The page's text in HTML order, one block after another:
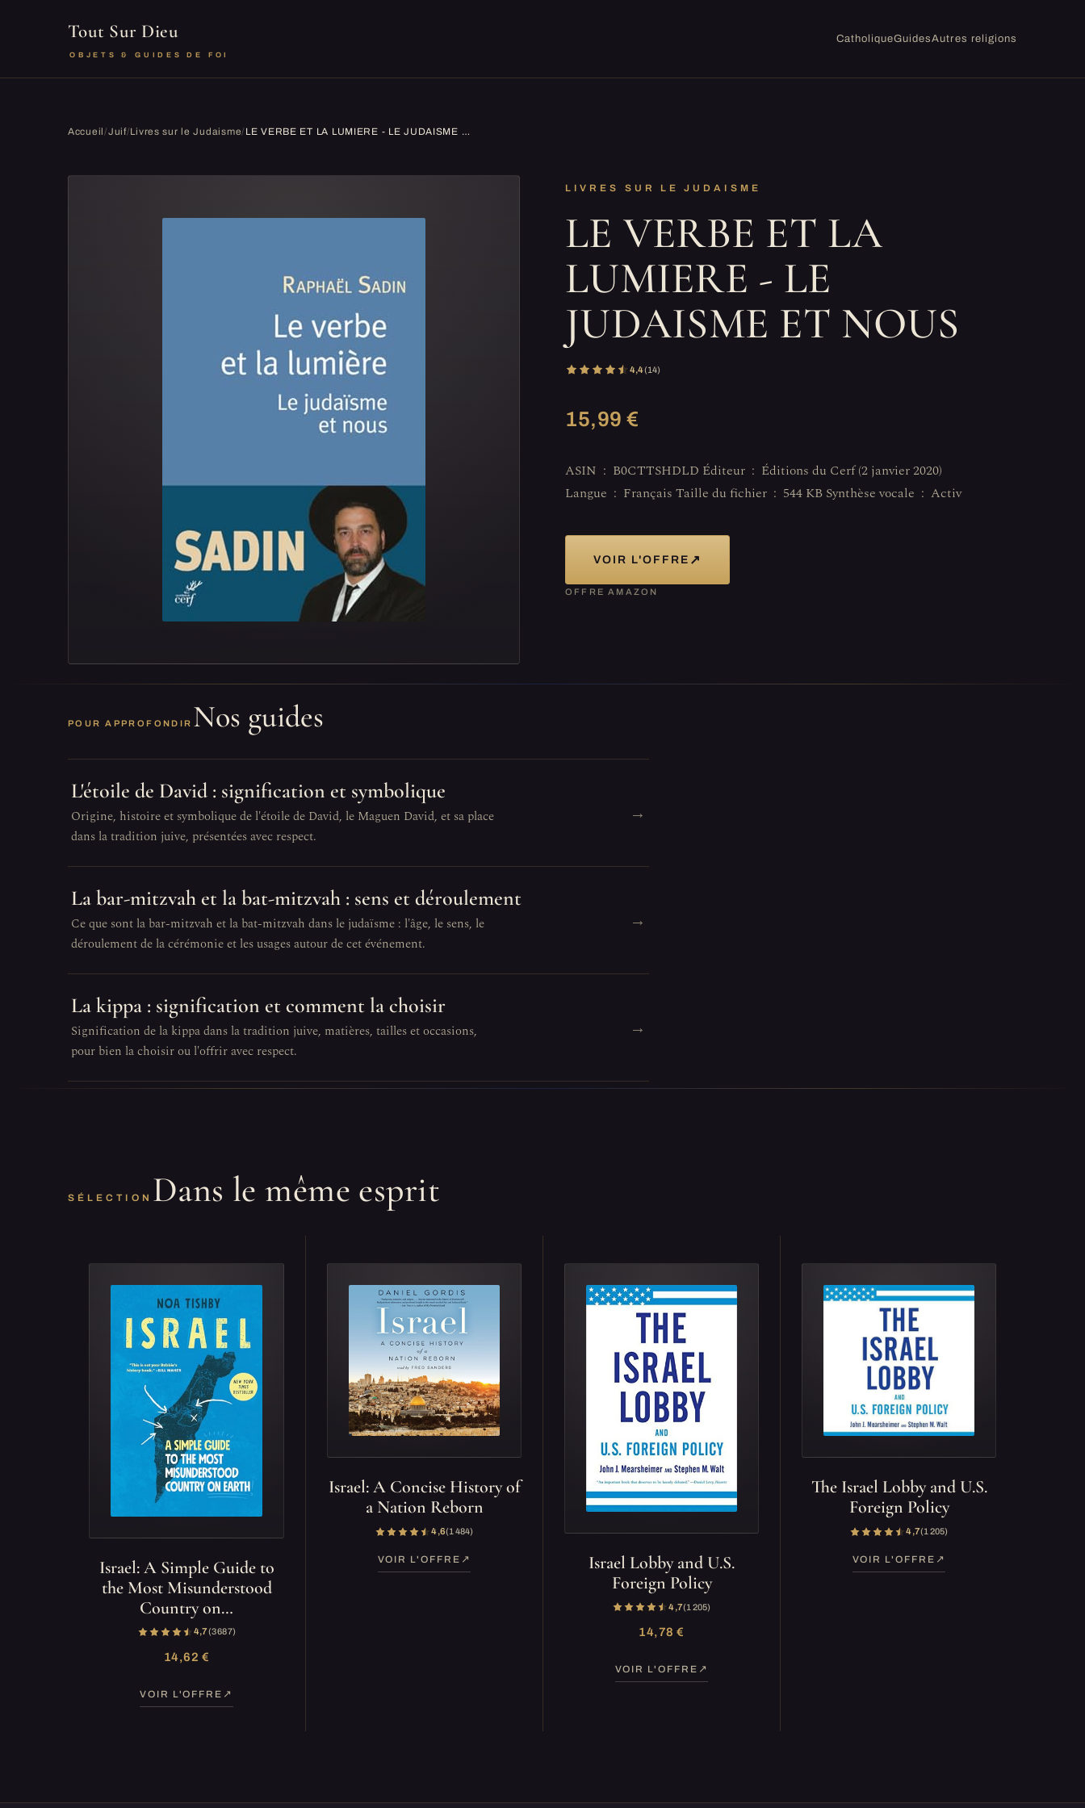
Tout Sur Dieu
OBJETS & GUIDES DE FOI
CatholiqueGuidesAutres religions
Accueil/Juif/Livres sur le Judaisme/ LE VERBE ET LA LUMIERE - LE JUDAISME ET NOUS
LIVRES SUR LE JUDAISME
LE VERBE ET LA
LUMIERE - LE
JUDAISME ET NOUS
4,4(14)
15,99 €
ASIN ‏ : ‎ B0CTTSHDLD Éditeur ‏ : ‎ Éditions du Cerf (2 janvier 2020)
Langue ‏ : ‎ Français Taille du fichier ‏ : ‎ 544 KB Synthèse vocale ‏ : ‎ Activ
VOIR L'OFFRE ↗
OFFRE AMAZON
POUR APPROFONDIR Nos guides
L'étoile de David : signification et symbolique
Origine, histoire et symbolique de l'étoile de David, le Maguen David, et sa place
dans la tradition juive, présentées avec respect.
→
La bar-mitzvah et la bat-mitzvah : sens et déroulement
Ce que sont la bar-mitzvah et la bat-mitzvah dans le judaïsme : l'âge, le sens, le
déroulement de la cérémonie et les usages autour de cet événement.
→
La kippa : signification et comment la choisir
Signification de la kippa dans la tradition juive, matières, tailles et occasions,
pour bien la choisir ou l'offrir avec respect.
→
SÉLECTION Dans le même esprit
Israel: A Simple Guide to
the Most Misunderstood
Country on…
4,7(3 687)
14,62 €
VOIR L'OFFRE
Israel: A Concise History of
a Nation Reborn
4,6(1 484)
VOIR L'OFFRE
Israel Lobby and U.S.
Foreign Policy
4,7(1 205)
14,78 €
VOIR L'OFFRE
The Israel Lobby and U.S.
Foreign Policy
4,7(1 205)
VOIR L'OFFRE